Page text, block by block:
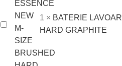
BATERIE
LAVOAR
ESSENCE
NEW
1 × BATERIE
HARD GRAPHITE